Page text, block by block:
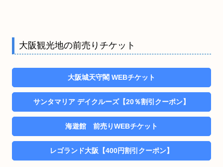
大阪観光地の前売りチケット
大阪城天守閣 WEBチケット
サンタマリア デイクルーズ【20％割引クーポン】
海遊館 前売りWEBチケット
レゴランド大阪【400円割引クーポン】